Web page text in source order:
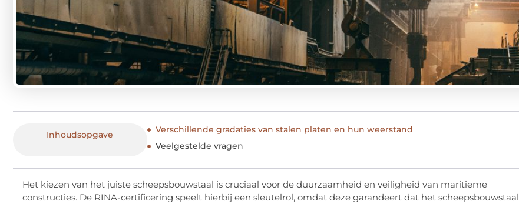
Inhoudsopgave
Verschillende gradaties van stalen platen en hun weerstand
Veelgestelde vragen
Het kiezen van het juiste scheepsbouwstaal is cruciaal voor de duurzaamheid en veiligheid van maritieme
constructies. De RINA-certificering speelt hierbij een sleutelrol, omdat deze garandeert dat het scheepsbouwstaal